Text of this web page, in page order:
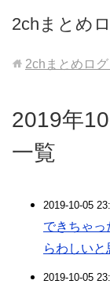
2chまとめ
2chまとめログ
2019年
一覧
2019-10-05
できちゃ
らわしい
2019-10-05